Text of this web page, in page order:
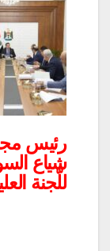
رئيس
شياع
للّجنة